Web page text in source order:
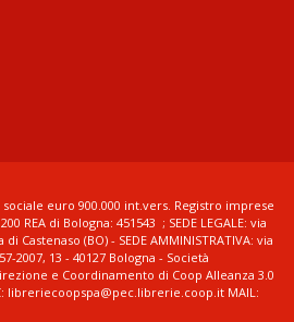
sociale euro 900.000 int.vers. Registro imprese
REA di Bologna: 451543 ; SEDE LEGALE: via
Castenaso (BO) - SEDE AMMINISTRATIVA: via
2007, 13 - 40127 Bologna - Società
e Coordinamento di Coop Alleanza 3.0
libreriecoopspa@pec.librerie.coop.it MAIL: